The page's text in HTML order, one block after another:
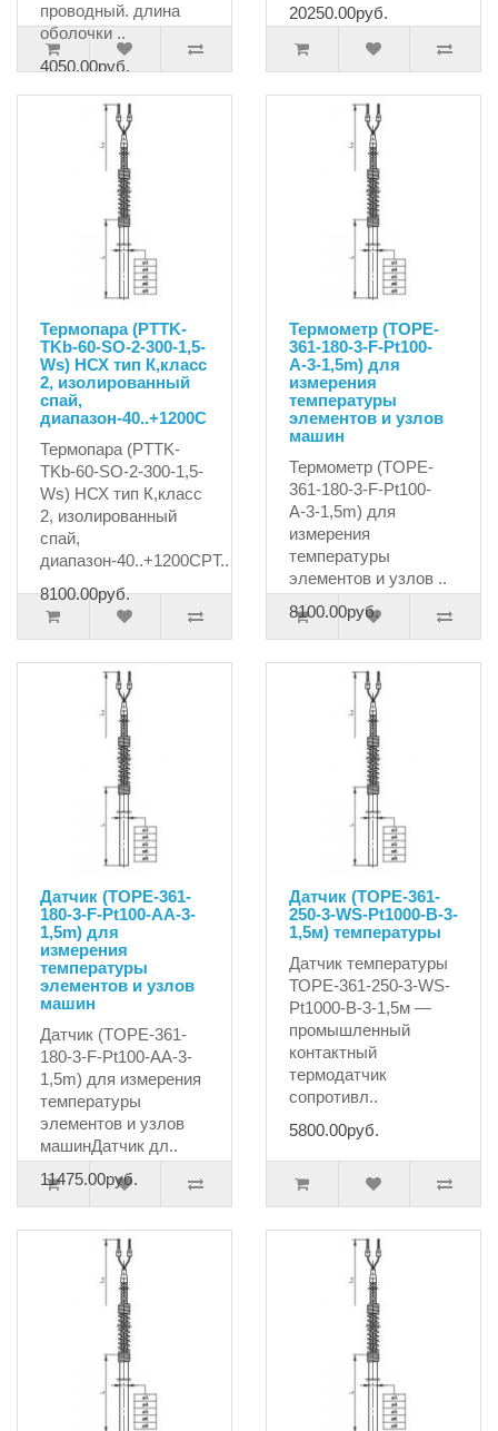
проводный. длина
оболочки ..
4050.00руб.
20250.00руб.
Термопара (PTTK-
TKb-60-SO-2-300-1,5-
Ws) НСХ тип К,класс
2, изолированный
спай,
диапазон-40..+1200С
Термопара (PTTK-
TKb-60-SO-2-300-1,5-
Ws) НСХ тип К,класс
2, изолированный
спай,
диапазон-40..+1200СPT..
8100.00руб.
Термометр (TOPE-
361-180-3-F-Pt100-
А-3-1,5m) для
измерения
температуры
элементов и узлов
машин
Термометр (TOPE-
361-180-3-F-Pt100-
А-3-1,5m) для
измерения
температуры
элементов и узлов ..
8100.00руб.
Датчик (TOPE-361-
180-3-F-Pt100-АA-3-
1,5m) для
измерения
температуры
элементов и узлов
машин
Датчик (TOPE-361-
180-3-F-Pt100-АA-3-
1,5m) для измерения
температуры
элементов и узлов
машинДатчик дл..
11475.00руб.
Датчик (ТОРЕ-361-
250-3-WS-Pt1000-B-3-
1,5м) температуры
Датчик температуры
ТОPE-361-250-3-WS-
Pt1000-B-3-1,5м —
промышленный
контактный
термодатчик
сопротивл..
5800.00руб.